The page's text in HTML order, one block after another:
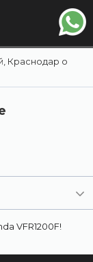
Краснодар о
VFR1200F!